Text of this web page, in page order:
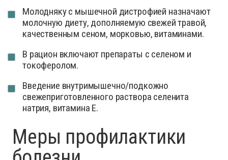
Молодняку с мышечной дистрофией назначают
молочную диету, дополняемую свежей травой,
качественным сеном, морковью, витаминами.
В рацион включают препараты с селеном и
токоферолом.
Введение внутримышечно/подкожно
свежеприготовленного раствора селенита
натрия, витамина Е.
Меры профилактики